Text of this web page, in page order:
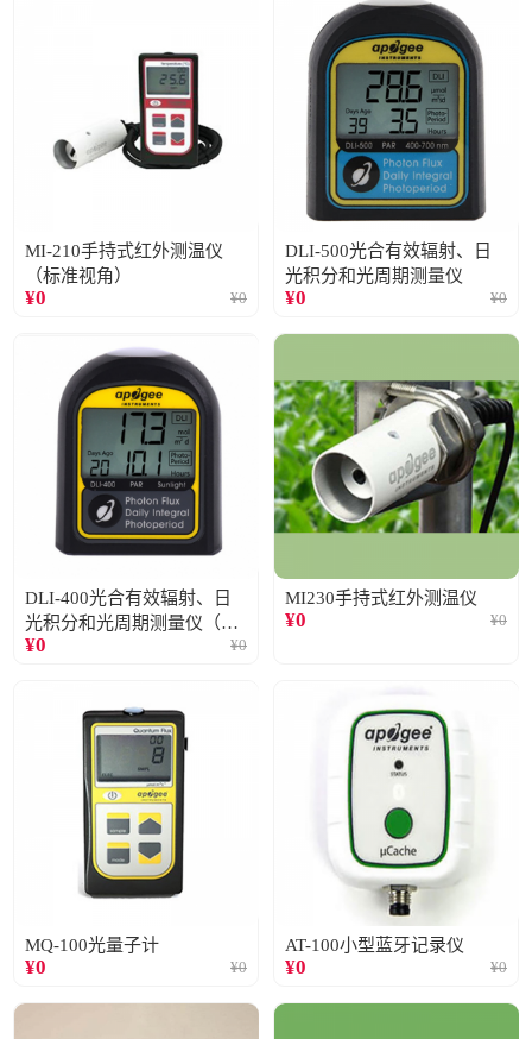
MI-210手持式红外测温仪
（标准视角）
¥0 ¥0
DLI-500光合有效辐射、日
光积分和光周期测量仪
¥0 ¥0
DLI-400光合有效辐射、日
光积分和光周期测量仪（仅
阳光）
¥0 ¥0
MI230手持式红外测温仪
¥0 ¥0
MQ-100光量子计
¥0 ¥0
AT-100小型蓝牙记录仪
¥0 ¥0